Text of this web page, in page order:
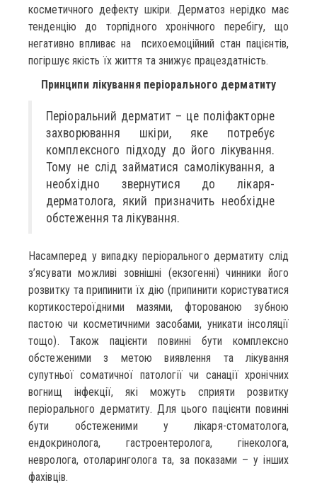
косметичного дефекту шкіри. Дерматоз нерідко має
тенденцію до торпідного хронічного перебігу, що
негативно впливає на психоемоційний стан пацієнтів,
погіршує якість їх життя та знижує працездатність.
Принципи лікування періорального дерматиту
Періоральний дерматит – це поліфакторне
захворювання шкіри, яке потребує
комплексного підходу до його лікування.
Тому не слід займатися самолікування, а
необхідно звернутися до лікаря-
дерматолога, який призначить необхідне
обстеження та лікування.
Насамперед у випадку періорального дерматиту слід
з’ясувати можливі зовнішні (екзогенні) чинники його
розвитку та припинити їх дію (припинити користуватися
кортикостероїдними мазями, фторованою зубною
пастою чи косметичними засобами, уникати інсоляції
тощо). Також пацієнти повинні бути комплексно
обстеженими з метою виявлення та лікування
супутньої соматичної патології чи санації хронічних
вогнищ інфекції, які можуть сприяти розвитку
періорального дерматиту. Для цього пацієнти повинні
бути обстеженими у лікаря-стоматолога,
ендокринолога, гастроентеролога, гінеколога,
невролога, отоларинголога та, за показами – у інших
фахівців.